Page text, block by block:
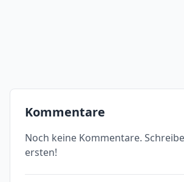
Kommentare
Noch keine Kommentare.
ersten!